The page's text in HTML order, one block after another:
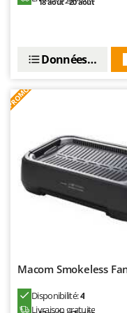
Données
PROMO
Macom Smokeless
Disponibilité:4
Livraison gratuite